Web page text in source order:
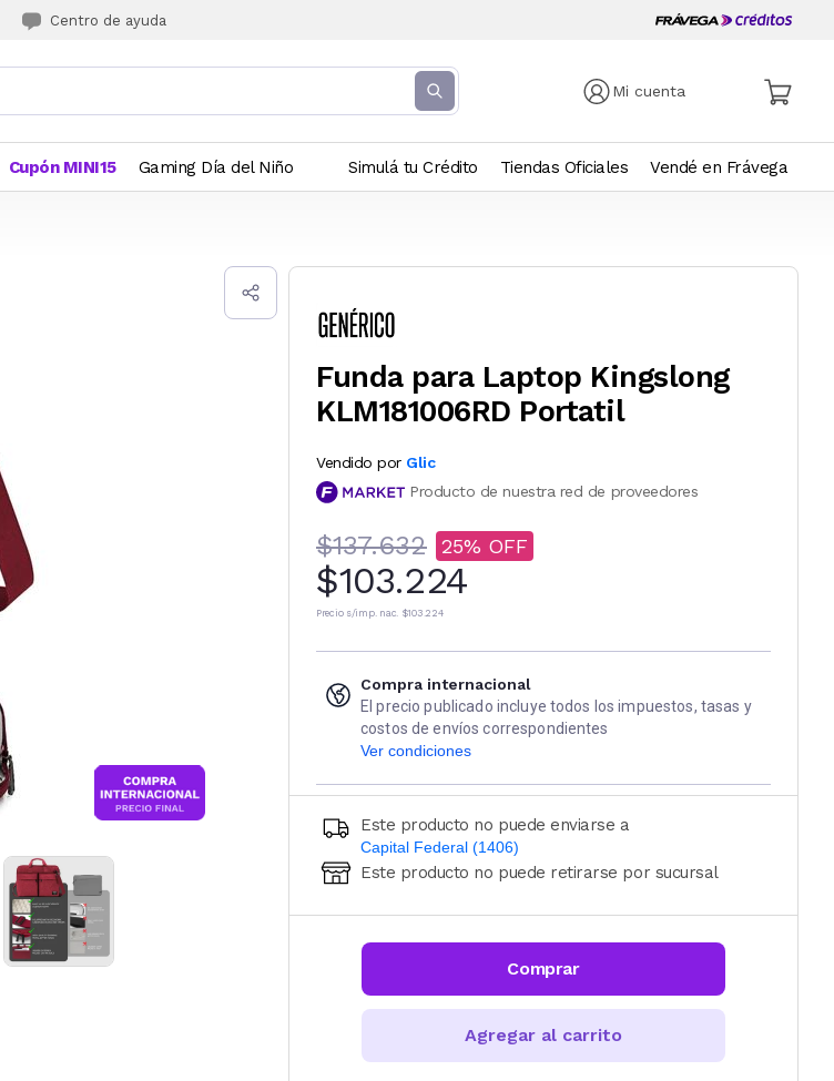
Centro de ayuda
Mi cuenta
Cupón MINI15 Gaming Día del Niño Simulá tu Crédito Tiendas Oficiales Vendé en Frávega
Funda para Laptop Kingslong
KLM181006RD Portatil
Vendido por Glic
Producto de nuestra red de proveedores
$137.632 25
$103.224
Precio s/imp. nac. $103.224
Compra internacional
El precio publicado incluye todos los impuestos, tasas y
costos de envíos correspondientes
Ver condiciones
Este producto no puede enviarse a
Capital Federal (1406)
Ingresá código postal (sólo números)
CALCULAR
Este producto no puede retirarse por sucursal
Comprar
Agregar al carrito